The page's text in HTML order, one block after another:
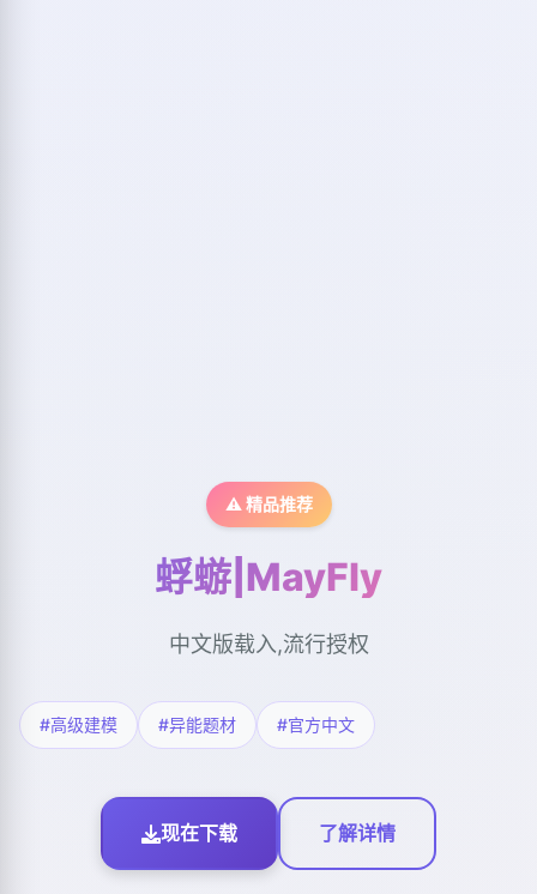
⚠️ 精品推荐
蜉蝣|MayFly
中文版载入,流行授权
#高级建模 #异能题材 #官方中文
现在下载 了解详情